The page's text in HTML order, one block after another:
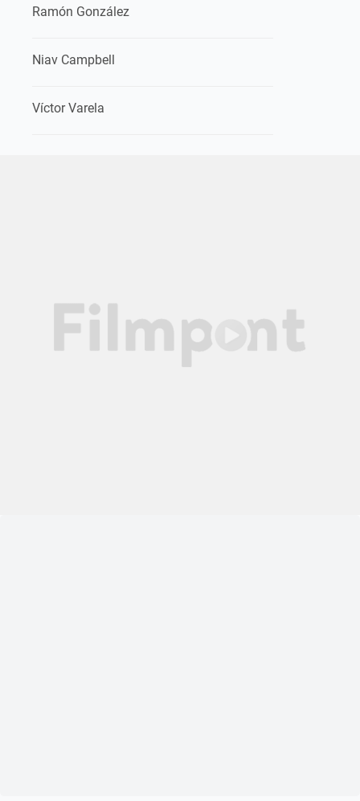
Ramón González
Niav Campbell
Víctor Varela